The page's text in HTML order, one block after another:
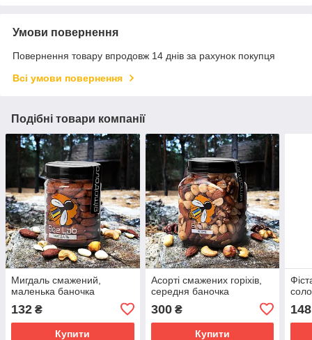
Умови повернення
Повернення товару впродовж 14 днів за рахунок покупця
Всі умови повернення
Подібні товари компанії
Мигдаль смажений,
маленька баночка
132 ₴
Купити
Асорті смажених горіхів,
середня баночка
300₴
Купити
148